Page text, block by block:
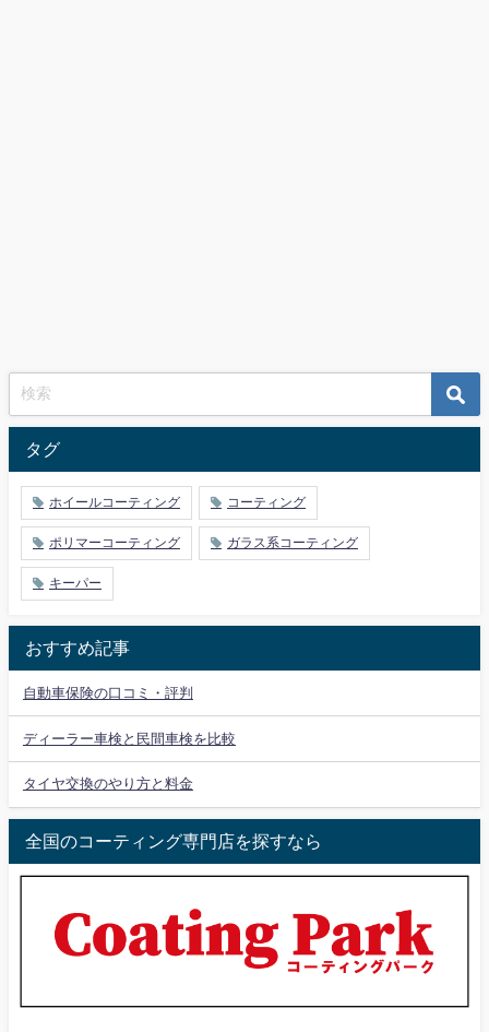
タグ
ホイールコーティング コーティング
ポリマーコーティング ガラス系コーティング
キーパー
おすすめ記事
自動車保険の口コミ・評判
ディーラー車検と民間車検を比較
タイヤ交換のやり方と料金
全国のコーティング専門店を探すなら